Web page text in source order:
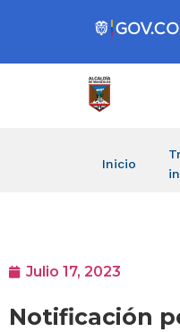
Inicio
Julio 17, 2023
Notificación